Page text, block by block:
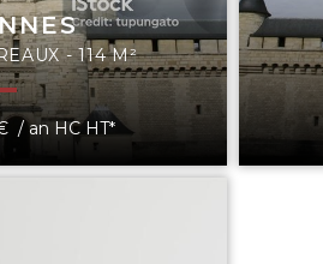
- 114 M²
/ an HC HT*